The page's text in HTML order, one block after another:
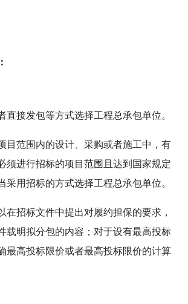
直接发包等方式选择工程总承包单位。
目范围内的设计、采购或者施工中，有
须进行招标的项目范围且达到国家规定
采用招标的方式选择工程总承包单位。
在招标文件中提出对履约担保的要求，
载明拟分包的内容；对于设有最高投标
最高投标限价或者最高投标限价的计算